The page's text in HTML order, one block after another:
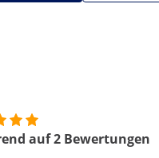
auf 2 Bewertungen